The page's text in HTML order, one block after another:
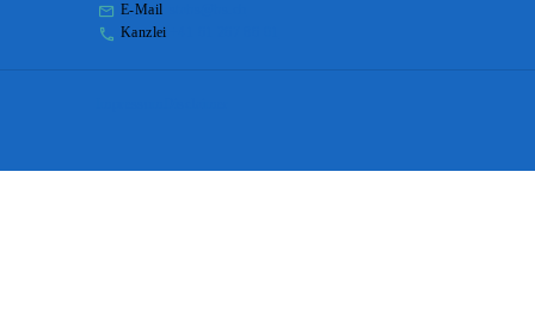
E-Mail
Kanzlei